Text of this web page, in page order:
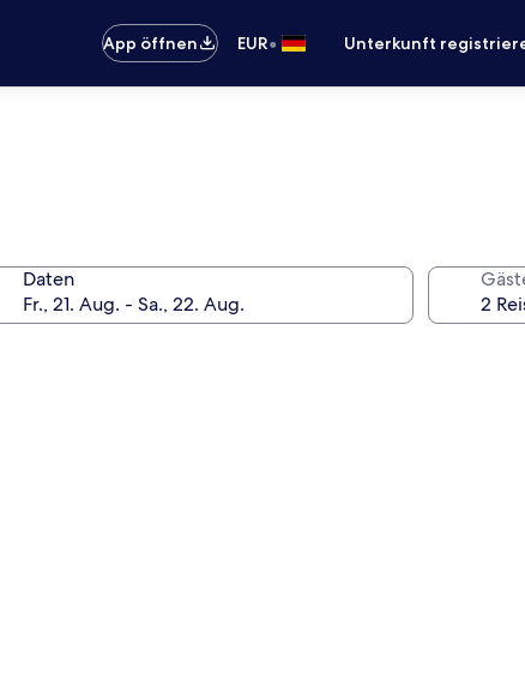
App öffnen
EUR• Unterkunft
Daten